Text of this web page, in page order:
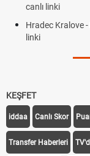
canlı linki
Hradec Kralove -
linki
KEŞFET
iddaa Canlı Skor
Transfer Haberleri